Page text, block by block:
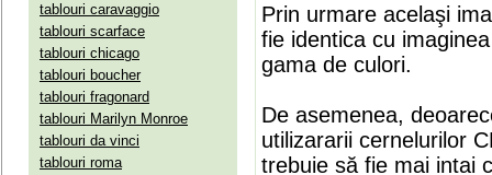
tablouri caravaggio
tablouri scarface
tablouri chicago
tablouri boucher
tablouri fragonard
tablouri Marilyn Monroe
tablouri da vinci
tablouri roma
Prin urmare acelaşi
fie identica cu
gama de culori.
De asemenea,
utilizararii cernelurilor
trebuie să fie mai intai